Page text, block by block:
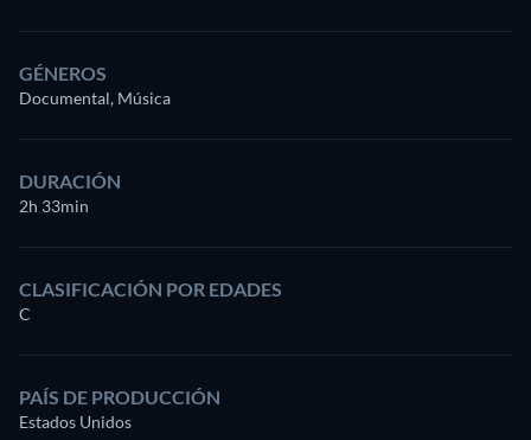
GÉNEROS
Documental, Música
DURACIÓN
2h 33min
CLASIFICACIÓN POR EDADES
C
PAÍS DE PRODUCCIÓN
Estados Unidos